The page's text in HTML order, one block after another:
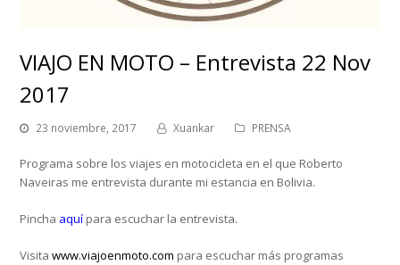
VIAJO EN MOTO – Entrevista 22 Nov
2017
23 noviembre, 2017 Xuankar PRENSA
Programa sobre los viajes en motocicleta en el que Roberto
Naveiras me entrevista durante mi estancia en Bolivia.
Pincha aquí para escuchar la entrevista.
Visitawww.viajoenmoto.com para escuchar más programas